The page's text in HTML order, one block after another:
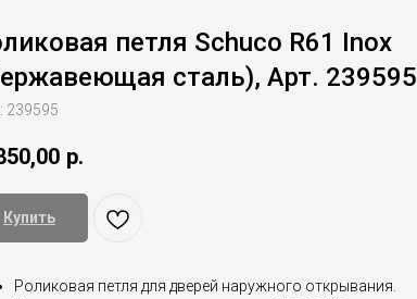
петля Schuco R61 Inox
сталь), Арт. 239595
239595
р.
Купить
Роликовая петля для дверей наружного открывания.